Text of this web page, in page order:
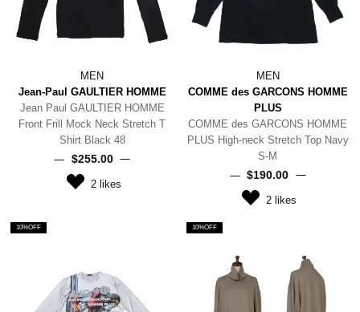
MEN
Jean-Paul GAULTIER HOMME
Jean Paul GAULTIER HOMME
Front Frill Mock Neck Stretch T
Shirt Black 48
$‌255.00
2likes
MEN
COMME des GARCONS HOMME
PLUS
COMME des GARCONS HOMME
PLUS High-neck Stretch Top Navy
S-M
$‌190.00
2 likes
10%OFF 10%OFF